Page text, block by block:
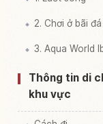
2. Chơi ở bãi
3. Aqua World
Thông tin di
khu vực